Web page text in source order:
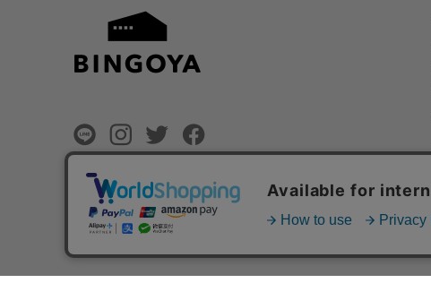
©BINGOYA Co,.Ltd.